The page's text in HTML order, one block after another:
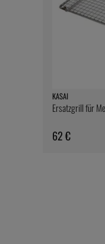
KASAI
Ersatzgrill für
62 €